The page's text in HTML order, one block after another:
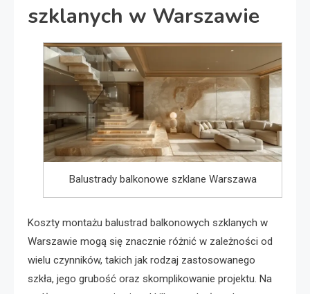
szklanych w Warszawie
Balustrady balkonowe szklane Warszawa
Koszty montażu balustrad balkonowych szklanych w
Warszawie mogą się znacznie różnić w zależności od
wielu czynników, takich jak rodzaj zastosowanego
szkła, jego grubość oraz skomplikowanie projektu. Na